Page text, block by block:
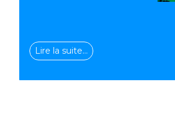
Lire la suite…